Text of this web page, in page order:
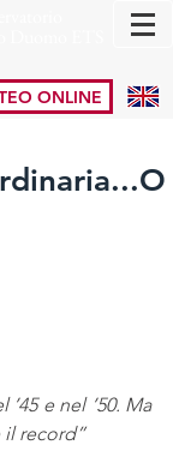
ONLINE
record”